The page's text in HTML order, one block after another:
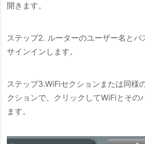
開きます。
ステップ2. ルーターのユーザー名とパ
サインインします。
ステップ3.WiFiセクションまたは同様
クションで、クリックしてWiFiとその
ます。